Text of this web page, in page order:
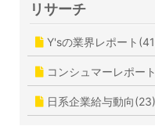
リサーチ
Y'sの業界レポート
コンシュマーレポー
日系企業給与動向(23)